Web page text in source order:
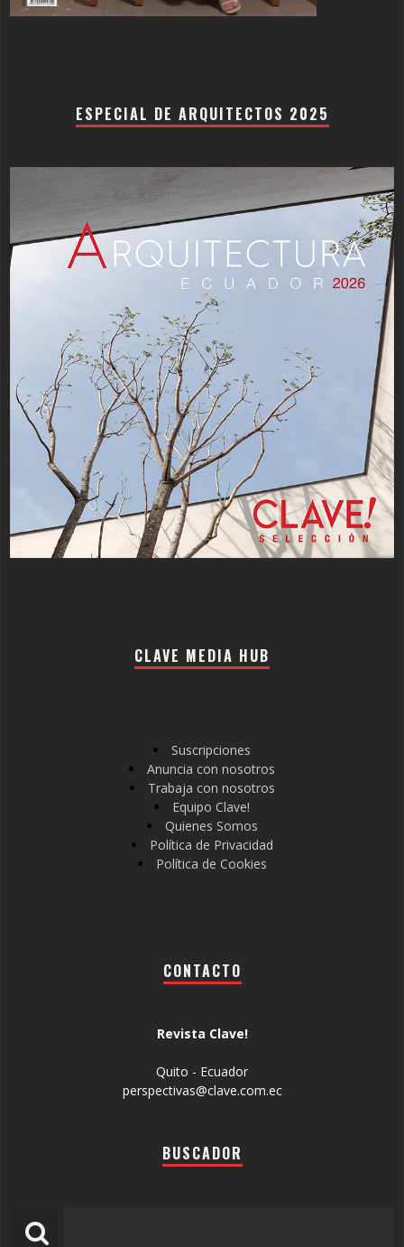
ESPECIAL DE ARQUITECTOS 2025
CLAVE MEDIA HUB
Suscripciones
Anuncia con nosotros
Trabaja con nosotros
Equipo Clave!
Quienes Somos
Política de Privacidad
Política de Cookies
CONTACTO
Revista Clave!
Quito - Ecuador
perspectivas@clave.com.ec
BUSCADOR